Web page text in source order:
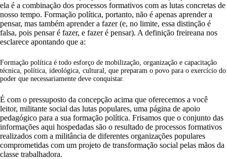
ela é a combinação dos processos formativos com as lutas concretas de
nosso tempo. Formação política, portanto, não é apenas aprender a
pensar, mas também aprender a fazer (e, no limite, essa distinção é
falsa, pois pensar é fazer, e fazer é pensar). A definição freireana nos
esclarece apontando que a:
Formação política é todo esforço de mobilização, organização e capacitação
técnica, política, ideológica, cultural, que preparam o povo para o exercício do
poder que necessariamente deve conquistar.
É com o pressuposto da concepção acima que oferecemos a você
leitor, militante social das lutas populares, uma página de apoio
pedagógico para a sua formação política. Frisamos que o conjunto das
informações aqui hospedadas são o resultado de processos formativos
realizados com a militância de diferentes organizações populares
comprometidas com um projeto de transformação social pelas mãos da
classe trabalhadora.